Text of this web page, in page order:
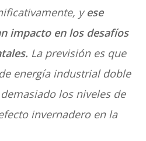
y ese
impacto en los desafíos
La previsión es que
energía industrial doble
los niveles de
invernadero en la